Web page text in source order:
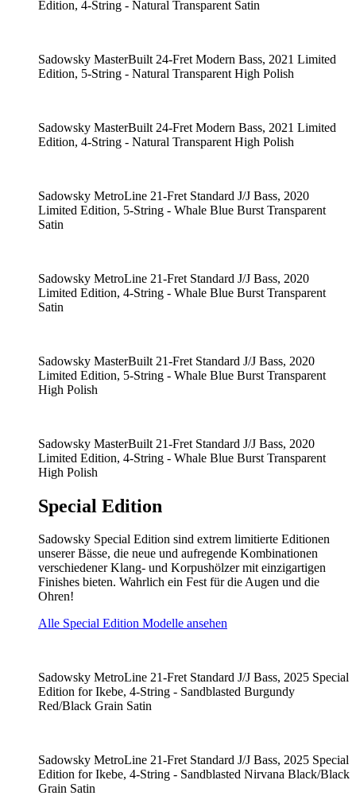
Edition, 4-String - Natural Transparent Satin
Sadowsky MasterBuilt 24-Fret Modern Bass, 2021 Limited
Edition, 5-String - Natural Transparent High Polish
Sadowsky MasterBuilt 24-Fret Modern Bass, 2021 Limited
Edition, 4-String - Natural Transparent High Polish
Sadowsky MetroLine 21-Fret Standard J/J Bass, 2020
Limited Edition, 5-String - Whale Blue Burst Transparent
Satin
Sadowsky MetroLine 21-Fret Standard J/J Bass, 2020
Limited Edition, 4-String - Whale Blue Burst Transparent
Satin
Sadowsky MasterBuilt 21-Fret Standard J/J Bass, 2020
Limited Edition, 5-String - Whale Blue Burst Transparent
High Polish
Sadowsky MasterBuilt 21-Fret Standard J/J Bass, 2020
Limited Edition, 4-String - Whale Blue Burst Transparent
High Polish
Special Edition
Sadowsky Special Edition sind extrem limitierte Editionen
unserer Bässe, die neue und aufregende Kombinationen
verschiedener Klang- und Korpushölzer mit einzigartigen
Finishes bieten. Wahrlich ein Fest für die Augen und die
Ohren!
Alle Special Edition Modelle ansehen
Sadowsky MetroLine 21-Fret Standard J/J Bass, 2025 Special
Edition for Ikebe, 4-String - Sandblasted Burgundy
Red/Black Grain Satin
Sadowsky MetroLine 21-Fret Standard J/J Bass, 2025 Special
Edition for Ikebe, 4-String - Sandblasted Nirvana Black/Black
Grain Satin